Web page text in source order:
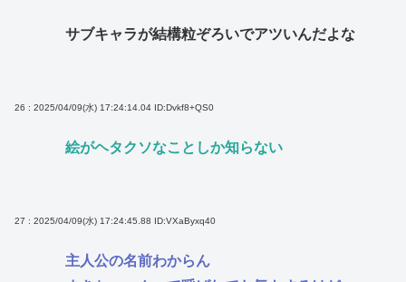
サブキャラが結構粒ぞろいでアツいんだよな
26 : 2025/04/09(水) 17:24:14.04 ID:Dvkf8+QS0
絵がヘタクソなことしか知らない
27 : 2025/04/09(水) 17:24:45.88 ID:VXaByxq40
主人公の名前わからん